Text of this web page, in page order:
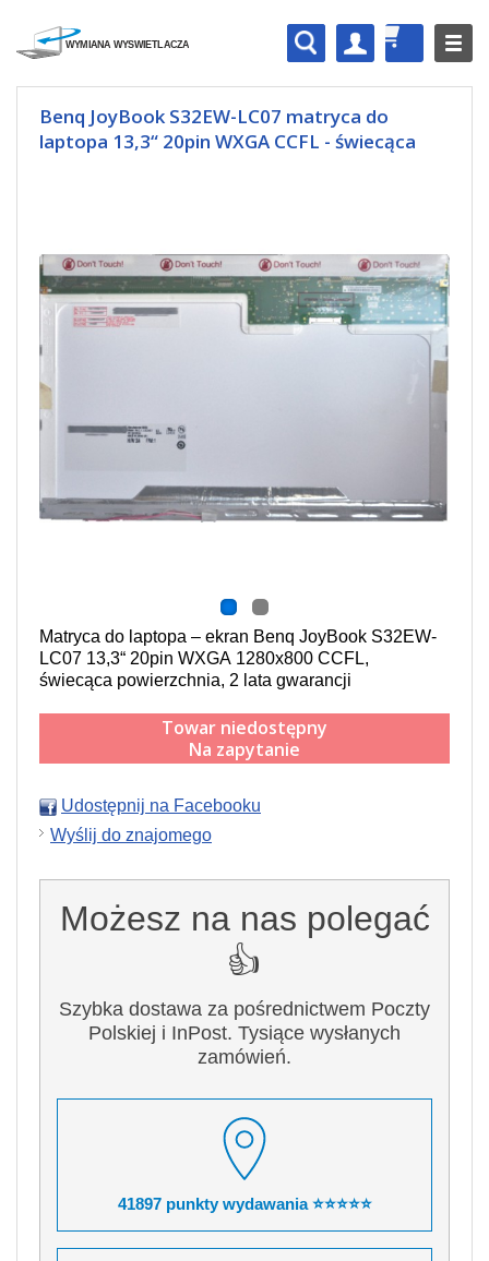
Benq JoyBook S32EW-LC07 matryca do
laptopa 13,3“ 20pin WXGA CCFL - świecąca
Matryca do laptopa – ekran Benq JoyBook S32EW-
LC07 13,3“ 20pin WXGA 1280x800 CCFL,
świecąca powierzchnia, 2 lata gwarancji
Towar niedostępny
Na zapytanie
Udostępnij na Facebooku
Wyślij do znajomego
Możesz na nas polegać
👍
Szybka dostawa za pośrednictwem Poczty
Polskiej i InPost. Tysiące wysłanych
zamówień.
41897 punkty wydawania ⭐⭐⭐⭐⭐